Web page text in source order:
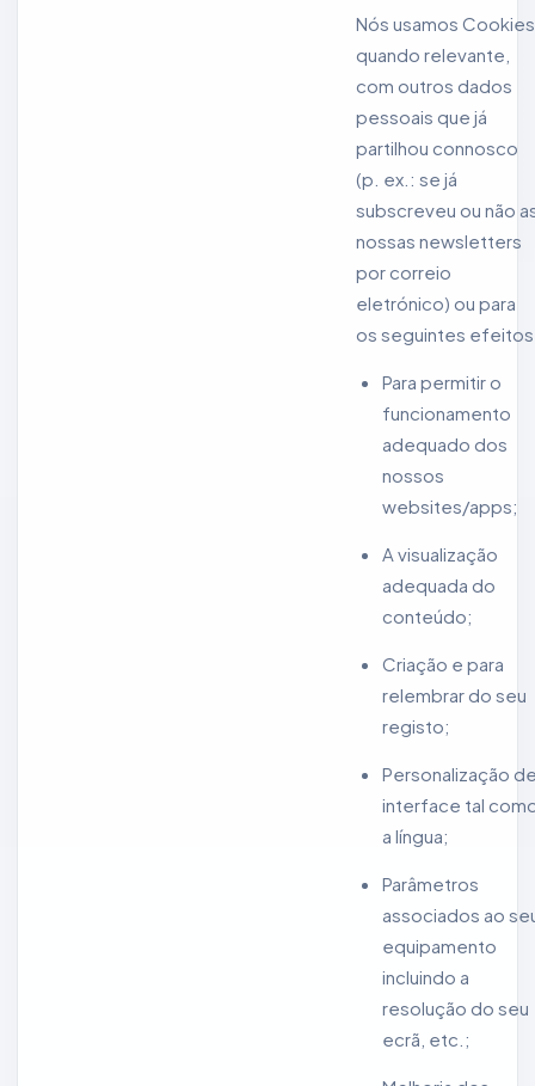
Nós usamos
quando relevante,
com outros dados
pessoais que já
partilhou connosco
(p. ex.: se já
subscreveu ou não
nossas newsletters
por correio
eletrónico) ou para
os seguintes
Para permitir o
funcionamento
adequado dos
nossos
websites/apps;
A visualização
adequada do
conteúdo;
Criação e para
relembrar do seu
registo;
Personalização
interface tal
a língua;
Parâmetros
associados ao
equipamento
incluindo a
resolução do seu
ecrã, etc.;